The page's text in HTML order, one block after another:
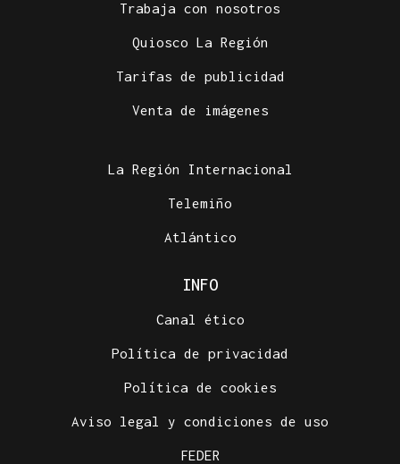
Trabaja con nosotros
Quiosco La Región
Tarifas de publicidad
Venta de imágenes
La Región Internacional
Telemiño
Atlántico
INFO
Canal ético
Política de privacidad
Política de cookies
Aviso legal y condiciones de uso
FEDER